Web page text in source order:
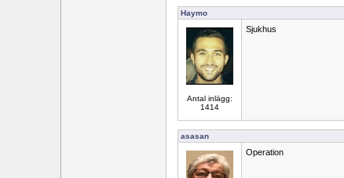
Haymo
Antal inlägg:
1414
Sjukhus
asasan
Operation